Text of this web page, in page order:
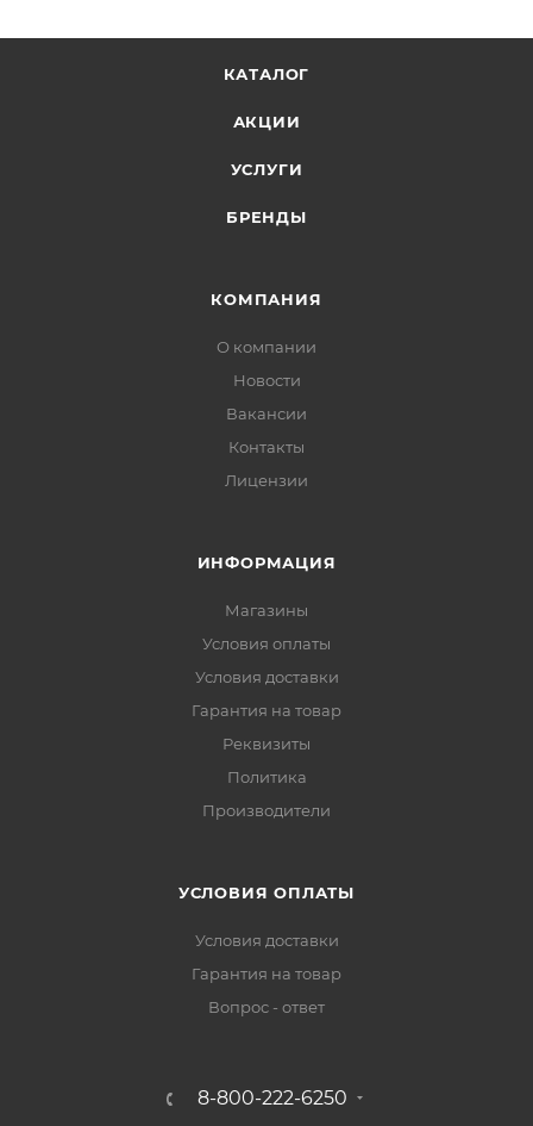
КАТАЛОГ
АКЦИИ
УСЛУГИ
БРЕНДЫ
КОМПАНИЯ
О компании
Новости
Вакансии
Контакты
Лицензии
ИНФОРМАЦИЯ
Магазины
Условия оплаты
Условия доставки
Гарантия на товар
Реквизиты
Политика
Производители
УСЛОВИЯ ОПЛАТЫ
Условия доставки
Гарантия на товар
Вопрос - ответ
8-800-222-6250